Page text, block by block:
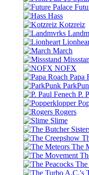
Hass
Kotzreiz
March
NOFX
Papa
P.
Rogers
Slime
The
The